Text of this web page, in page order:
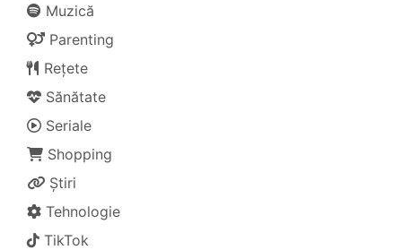
Muzică
Parenting
Rețete
Sănătate
Seriale
Shopping
Știri
Tehnologie
TikTok